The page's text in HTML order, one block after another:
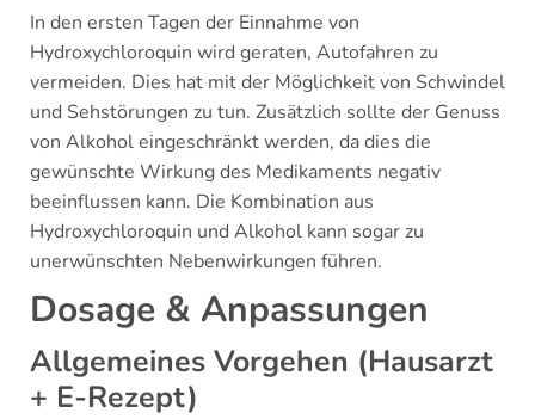
In den ersten Tagen der Einnahme von
Hydroxychloroquin wird geraten, Autofahren zu
vermeiden. Dies hat mit der Möglichkeit von Schwindel
und Sehstörungen zu tun. Zusätzlich sollte der Genuss
von Alkohol eingeschränkt werden, da dies die
gewünschte Wirkung des Medikaments negativ
beeinflussen kann. Die Kombination aus
Hydroxychloroquin und Alkohol kann sogar zu
unerwünschten Nebenwirkungen führen.
Dosage & Anpassungen
Allgemeines Vorgehen (Hausarzt
+ E-Rezept)